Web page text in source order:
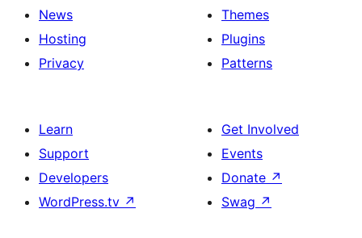
News
Hosting
Privacy
Themes
Plugins
Patterns
Learn
Support
Developers
WordPress.tv ↗
Get Involved
Events
Donate ↗
Swag ↗